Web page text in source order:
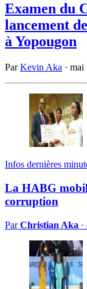
Examen du
lancement
à Yopougon
ParKevin Aka · mai
Infos dernières
La HABG
corruption
ParChristian Aka ·